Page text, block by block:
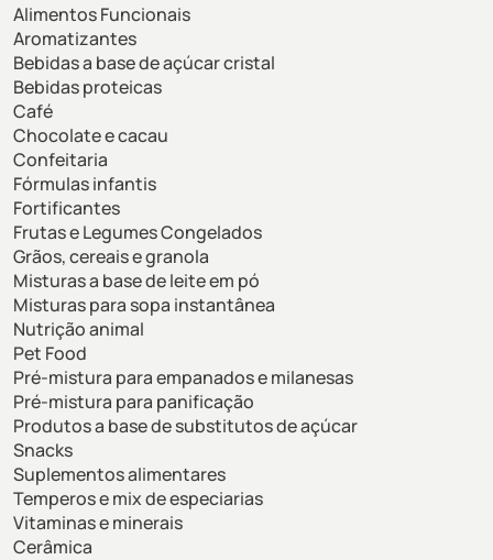
Alimentos Funcionais
Aromatizantes
Bebidas a base de açúcar cristal
Bebidas proteicas
Café
Chocolate e cacau
Confeitaria
Fórmulas infantis
Fortificantes
Frutas e Legumes Congelados
Grãos, cereais e granola
Misturas a base de leite em pó
Misturas para sopa instantânea
Nutrição animal
Pet Food
Pré-mistura para empanados e milanesas
Pré-mistura para panificação
Produtos a base de substitutos de açúcar
Snacks
Suplementos alimentares
Temperos e mix de especiarias
Vitaminas e minerais
Cerâmica